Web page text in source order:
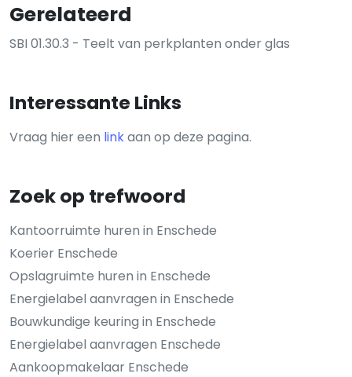
Gerelateerd
SBI 01.30.3 - Teelt van perkplanten onder glas
Interessante Links
Vraag hier een linkaan op deze pagina.
Zoek op trefwoord
Kantoorruimte huren in Enschede
Koerier Enschede
Opslagruimte huren in Enschede
Energielabel aanvragen in Enschede
Bouwkundige keuring in Enschede
Energielabel aanvragen Enschede
Aankoopmakelaar Enschede